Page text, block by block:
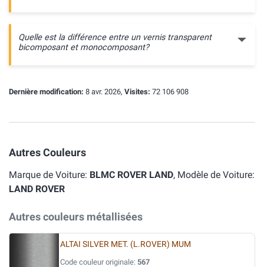
Quelle est la différence entre un vernis transparent
bicomposant et monocomposant?
Dernière modification: 8 avr. 2026, Visites: 72 106 908
Autres Couleurs
Marque de Voiture: BLMC ROVER LAND, Modèle de Voiture:
LAND ROVER
Autres couleurs métallisées
ALTAI SILVER MET. (L.ROVER) MUM
Code couleur originale: 567